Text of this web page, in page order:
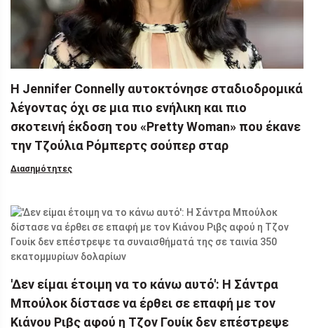
Η Jennifer Connelly αυτοκτόνησε σταδιοδρομικά
λέγοντας όχι σε μια πιο ενήλικη και πιο
σκοτεινή έκδοση του «Pretty Woman» που έκανε
την Τζούλια Ρόμπερτς σούπερ σταρ
Διασημότητες
'Δεν είμαι έτοιμη να το κάνω αυτό': Η Σάντρα
Μπούλοκ δίστασε να έρθει σε επαφή με τον
Κιάνου Ριβς αφού η Τζον Γουίκ δεν επέστρεψε